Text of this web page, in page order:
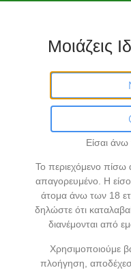
Προϊόντα
Μοιάζεις
Είσαι
Το περιεχόμενο πίσω
απαγορευμένο. Η
άτομα άνω των 18
δηλώστε ότι
διανέμονται από
Χρησιμοποιούμε
πλοήγηση,